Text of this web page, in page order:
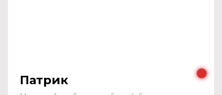
Патрик